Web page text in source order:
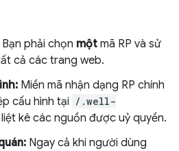
Bạn phải chọn một mã RP và sử
cả các trang web.
Miền mã nhận dạng RP chính
cấu hình tại /.well-
liệt kê các nguồn được uỷ quyền.
Ngay cả khi người dùng